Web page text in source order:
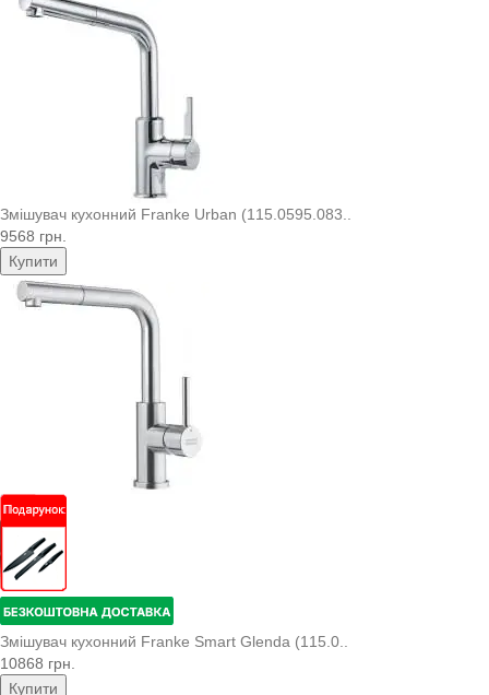
Змішувач кухонний Franke Urban (115.0595.083..
9568 грн.
Купити
Змішувач кухонний Franke Smart Glenda (115.0..
10868 грн.
Купити